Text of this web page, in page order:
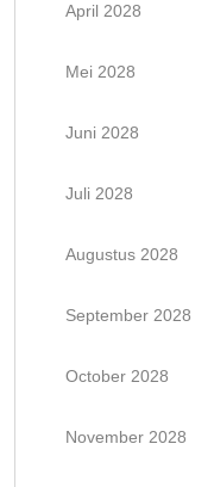
April 2028
Mei 2028
Juni 2028
Juli 2028
Augustus 2028
September 2028
October 2028
November 2028